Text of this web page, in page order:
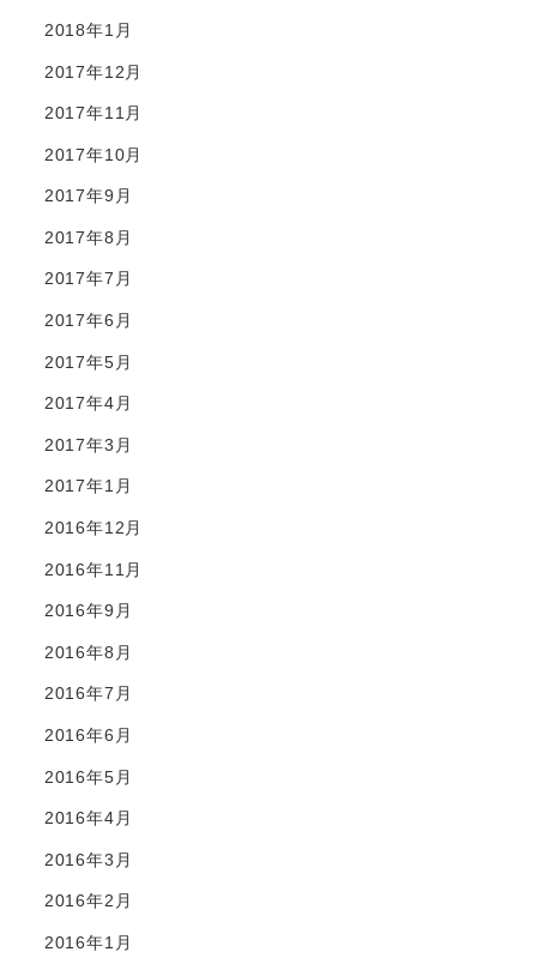
2018年1月
2017年12月
2017年11月
2017年10月
2017年9月
2017年8月
2017年7月
2017年6月
2017年5月
2017年4月
2017年3月
2017年1月
2016年12月
2016年11月
2016年9月
2016年8月
2016年7月
2016年6月
2016年5月
2016年4月
2016年3月
2016年2月
2016年1月